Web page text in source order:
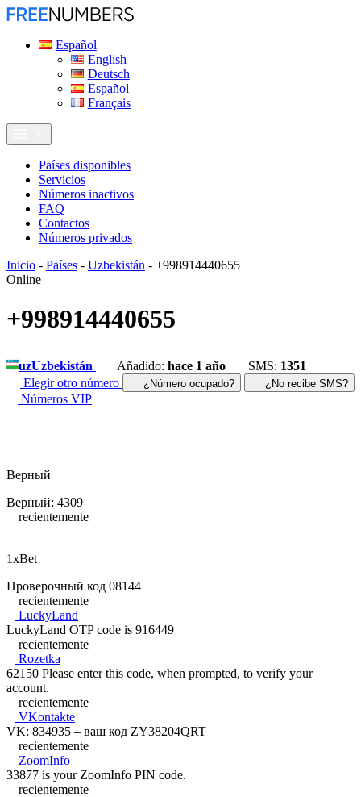
Español
English
Deutsch
Español
Français
Países disponibles
Servicios
Números inactivos
FAQ
Contactos
Números privados
Inicio - Países - Uzbekistán - +998914440655
Online
+998914440655
uzUzbekistán Añadido: hace 1 año SMS: 1351
Elegir otro número
¿Número ocupado? ¿No recibe SMS?
Números VIP
Верный
Верный: 4309
recientemente
1xBet
Проверочный код 08144
recientemente
LuckyLand
LuckyLand OTP code is 916449
recientemente
Rozetka
62150 Please enter this code, when prompted, to verify your
account.
recientemente
VKontakte
VK: 834935 – ваш код ZY38204QRT
recientemente
ZoomInfo
33877 is your ZoomInfo PIN code.
recientemente